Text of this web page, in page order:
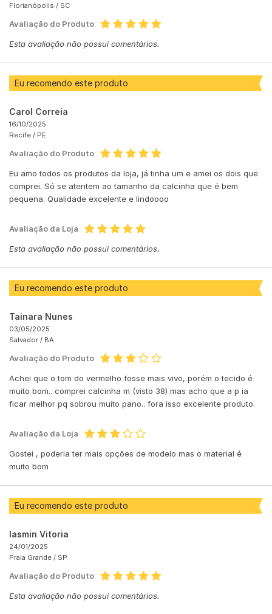
Florianópolis / SC
Avaliação do Produto
Esta avaliação não possui comentários.
Eu recomendo este produto
Carol Correia
16/10/2025
Recife / PE
Avaliação do Produto
Eu amo todos os produtos da loja, já tinha um e amei os dois que
comprei. Só se atentem ao tamanho da calcinha que é bem
pequena. Qualidade excelente e lindoooo
Avaliação da Loja
Esta avaliação não possui comentários.
Eu recomendo este produto
Tainara Nunes
03/05/2025
Salvador / BA
Avaliação do Produto
Achei que o tom do vermelho fosse mais vivo, porém o tecido é
muito bom.. comprei calcinha m (visto 38) mas acho que a p ia
ficar melhor pq sobrou muito pano.. fora isso excelente produto.
Avaliação da Loja
Gostei , poderia ter mais opções de modelo mas o material é
muito bom
Eu recomendo este produto
Iasmin Vitoria
24/01/2025
Praia Grande / SP
Avaliação do Produto
Esta avaliação não possui comentários.